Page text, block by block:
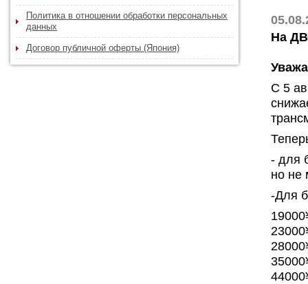
Политика в отношении обработки персональных
данных
Договор публичной оферты (Япония)
На
C 5
- для
но не
-Для